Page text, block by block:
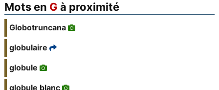
Mots en G à proximité
Globotruncana
globulaire
globule
globule blanc